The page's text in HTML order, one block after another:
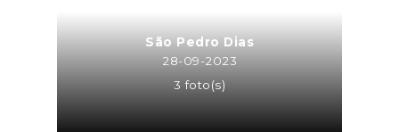
São Pedro Dias
28-09-2023
3 foto(s)